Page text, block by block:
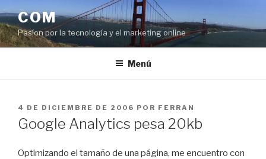
al
contenido
COM
Pasíon por la tecnología y el marketing online
Menú
PUBLICADO
EL
4 DE DICIEMBRE DE 2006 POR FERRAN
Google Analytics pesa 20kb
Optimizando el tamaño de una página, me encuentro con